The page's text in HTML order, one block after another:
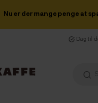
Nu er der mange penge at
Dag til